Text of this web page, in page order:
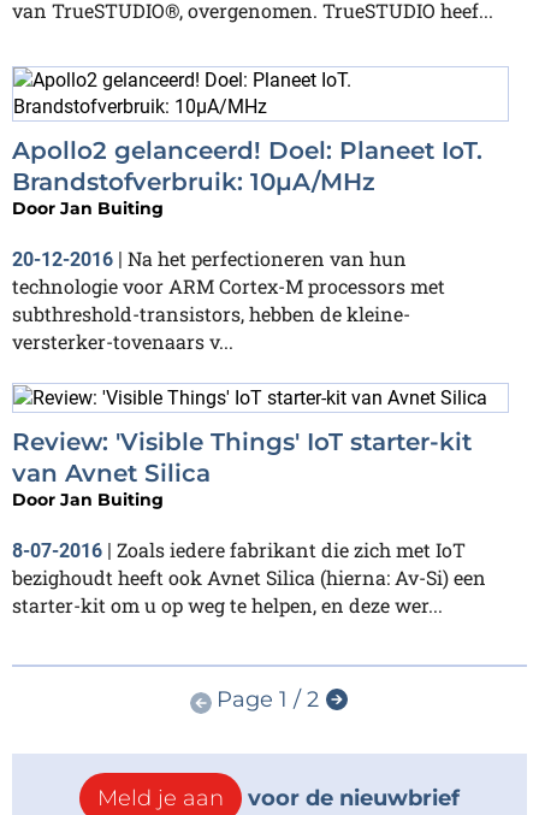
van TrueSTUDIO®, overgenomen. TrueSTUDIO heef...
Apollo2 gelanceerd! Doel: Planeet IoT.
Brandstofverbruik: 10µA/MHz
Door Jan Buiting
20-12-2016 | Na het perfectioneren van hun
technologie voor ARM Cortex-M processors met
subthreshold-transistors, hebben de kleine-
versterker-tovenaars v...
Review: 'Visible Things' IoT starter-kit
van Avnet Silica
Door Jan Buiting
8-07-2016 | Zoals iedere fabrikant die zich met IoT
bezighoudt heeft ook Avnet Silica (hierna: Av-Si) een
starter-kit om u op weg te helpen, en deze wer...
Page 1 / 2
Meld je aan voor de nieuwbrief